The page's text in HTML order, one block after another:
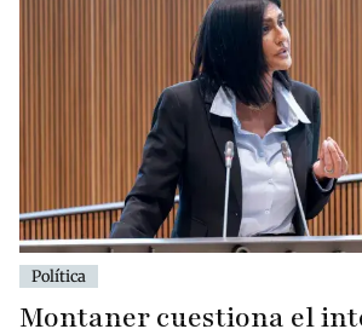
Política
Montaner cuestiona el